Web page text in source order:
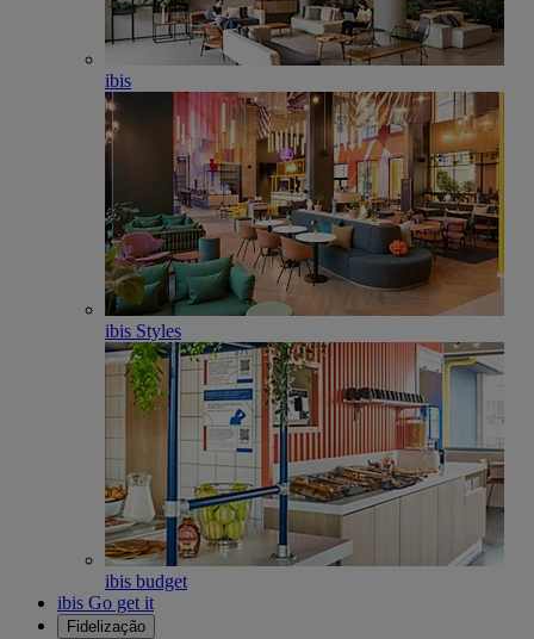
ibis
ibis Styles
ibis budget
ibis Go get it
Fidelização